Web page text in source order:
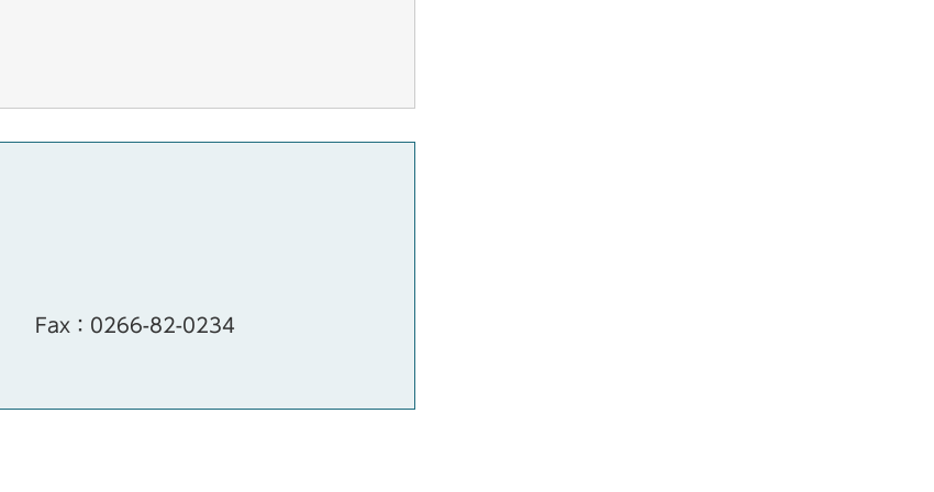
Fax：0266-82-0234